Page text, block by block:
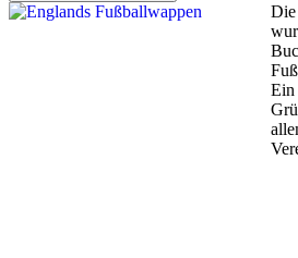
Die
Ein